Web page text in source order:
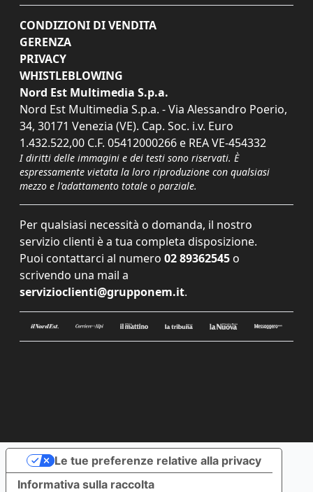
CONDIZIONI DI VENDITA
GERENZA
PRIVACY
WHISTLEBLOWING
Nord Est Multimedia S.p.a.
Nord Est Multimedia S.p.a. - Via Alessandro Poerio,
34, 30171 Venezia (VE). Cap. Soc. i.v. Euro
1.432.522,00 C.F. 05412000266 e REA VE-454332
I diritti delle immagini e dei testi sono riservati. È
espressamente vietata la loro riproduzione con qualsiasi
mezzo e l'adattamento totale o parziale.
Per qualsiasi necessità o domanda, il nostro
servizio clienti è a tua completa disposizione.
Puoi contattarci al numero 02 89362545 o
scrivendo una mail a
servizioclienti@grupponem.it.
Informativa sulla raccolta
Le tue preferenze relative alla privacy